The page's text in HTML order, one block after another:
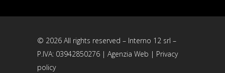
© 2026 All rights reserved – Interno 12 srl –
P.IVA: 03942850276 | Agenzia Web | Privacy
policy